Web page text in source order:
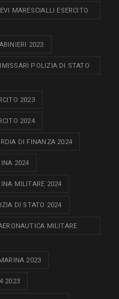
MARESCIALLI ESERCITO
2023
POLIZIA DI STATO
2023
2024
DI FINANZA 2024
2024
MILITARE 2024
DI STATO 2024
MILITARE
2023
2023